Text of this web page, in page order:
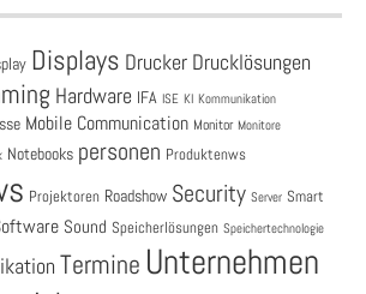
Displays Drucker Drucklösungen
Hardware IFA ISE KI Kommunikation
Mobile Communication Monitor Monitore
Notebooks personen Produktenws
Projektoren Roadshow Security Server Smart
Sound Speicherlösungen Speichertechnologie
Termine Unternehmen